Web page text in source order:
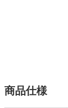
商品仕様